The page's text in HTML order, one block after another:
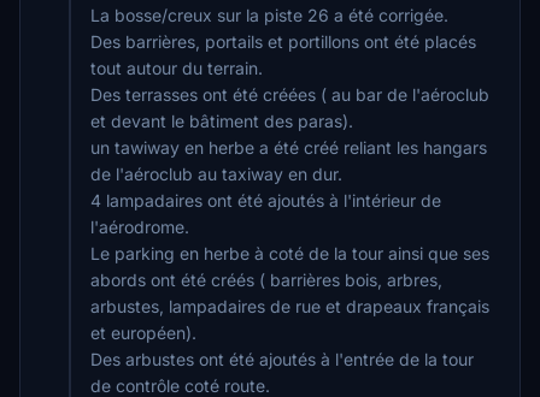
La bosse/creux sur la piste 26 a été corrigée.
Des barrières, portails et portillons ont été placés
tout autour du terrain.
Des terrasses ont été créées ( au bar de l'aéroclub
et devant le bâtiment des paras).
un tawiway en herbe a été créé reliant les hangars
de l'aéroclub au taxiway en dur.
4 lampadaires ont été ajoutés à l'intérieur de
l'aérodrome.
Le parking en herbe à coté de la tour ainsi que ses
abords ont été créés ( barrières bois, arbres,
arbustes, lampadaires de rue et drapeaux français
et européen).
Des arbustes ont été ajoutés à l'entrée de la tour
de contrôle coté route.